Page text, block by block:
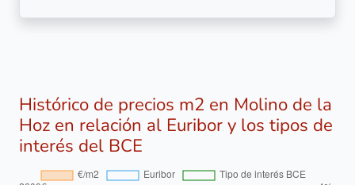
Histórico de precios m2 en Molino de la
Hoz en relación al Euribor y los tipos de
interés del BCE